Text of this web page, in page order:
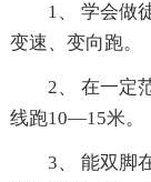
1、 学会做
变速、变向跑。
2、 在一定
线跑10—15米。
3、 能双脚